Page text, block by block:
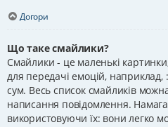
Догори
Що таке смайлики?
Смайлики - це маленькі
для передачі емоцій, наприклад,
сум. Весь список смайликів
написання повідомлення.
використовуючи їх: вони легко